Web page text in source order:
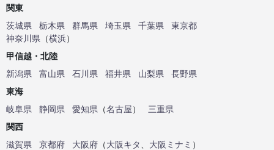
関東
茨城県
栃木県 群馬県 埼玉県 千葉県
東京都
神奈川県 （横浜）
甲信越・北陸
新潟県
富山県 石川県 福井県 山梨県
長野県
東海
岐阜県
静岡県 愛知県 （名古屋）
三重県
関西
滋賀県
京都府 大阪府 （大阪キタ 大阪ミナミ ）